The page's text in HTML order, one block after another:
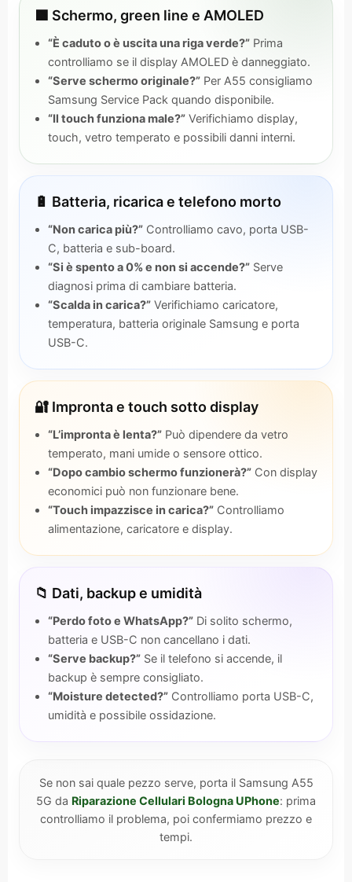
🟩 Schermo, green line e AMOLED
“È caduto o è uscita una riga verde?” Prima
controlliamo se il display AMOLED è danneggiato.
“Serve schermo originale?” Per A55 consigliamo
Samsung Service Pack quando disponibile.
“Il touch funziona male?” Verifichiamo display,
touch, vetro temperato e possibili danni interni.
🔋 Batteria, ricarica e telefono morto
“Non carica più?” Controlliamo cavo, porta USB-
C, batteria e sub-board.
“Si è spento a 0% e non si accende?” Serve
diagnosi prima di cambiare batteria.
“Scalda in carica?” Verifichiamo caricatore,
temperatura, batteria originale Samsung e porta
USB-C.
🔐 Impronta e touch sotto display
“L’impronta è lenta?” Può dipendere da vetro
temperato, mani umide o sensore ottico.
“Dopo cambio schermo funzionerà?” Con display
economici può non funzionare bene.
“Touch impazzisce in carica?” Controlliamo
alimentazione, caricatore e display.
📁 Dati, backup e umidità
“Perdo foto e WhatsApp?” Di solito schermo,
batteria e USB-C non cancellano i dati.
“Serve backup?” Se il telefono si accende, il
backup è sempre consigliato.
“Moisture detected?” Controlliamo porta USB-C,
umidità e possibile ossidazione.
Se non sai quale pezzo serve, porta il Samsung A55
5G da Riparazione Cellulari Bologna UPhone: prima
controlliamo il problema, poi confermiamo prezzo e
tempi.